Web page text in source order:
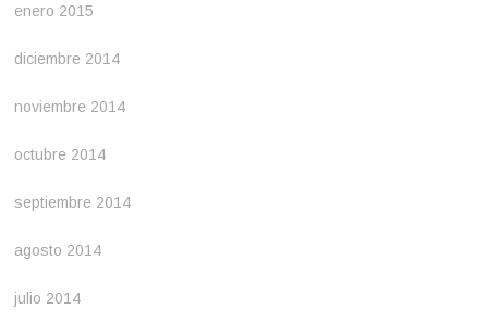
enero 2015
diciembre 2014
noviembre 2014
octubre 2014
septiembre 2014
agosto 2014
julio 2014